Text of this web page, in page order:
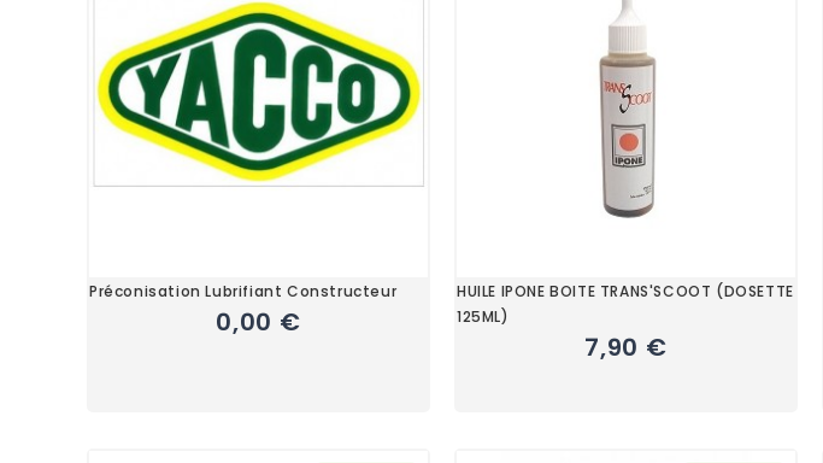
Préconisation Lubrifiant Constructeur
0,00 €
HUILE IPONE BOITE TRANS'SCOOT (DOSETTE
125ML)
7,90 €